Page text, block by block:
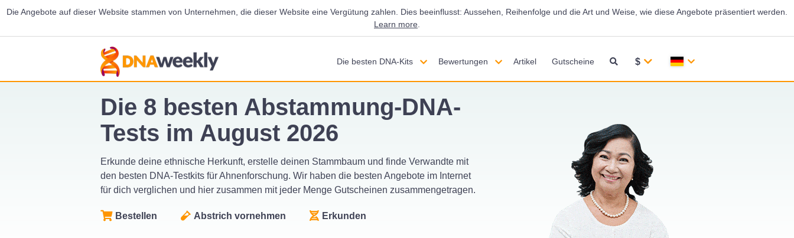
Die Angebote auf dieser Website stammen von Unternehmen, die dieser Website eine Vergütung zahlen. Dies beeinflusst: Aussehen, Reihenfolge und die Art und Weise, wie diese Angebote präsentiert werden.
Learn more
Die besten DNA-Kits Bewertungen Artikel Gutscheine $
Die 8 besten Abstammung-DNA-
Tests im August 2026
Erkunde deine ethnische Herkunft, erstelle deinen Stammbaum und finde Verwandte mit
den besten DNA-Testkits für Ahnenforschung. Wir haben die besten Angebote im Internet
für dich verglichen und hier zusammen mit jeder Menge Gutscheinen zusammengetragen.
Bestellen Abstrich vornehmen Erkunden